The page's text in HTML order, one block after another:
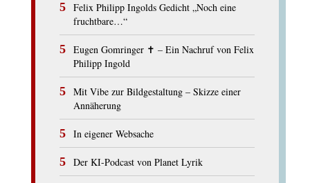
Felix Philipp Ingolds Gedicht „Noch eine
fruchtbare…“
Eugen Gomringer ✝︎ – Ein Nachruf von Felix
Philipp Ingold
Mit Vibe zur Bildgestaltung – Skizze einer
Annäherung
In eigener Websache
Der KI-Podcast von Planet Lyrik